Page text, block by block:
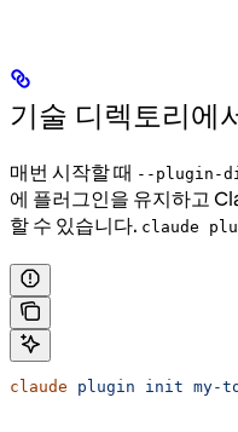
기술 디렉토리에
매번 시작할 때 --plugin-
에 플러그인을 유지하고
할 수 있습니다. claude
claude plugin init my-